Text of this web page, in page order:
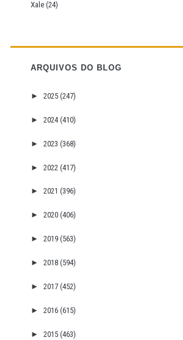
Xale (24)
ARQUIVOS DO BLOG
► 2025 (247)
► 2024 (410)
► 2023 (368)
► 2022 (417)
► 2021 (396)
► 2020 (406)
► 2019 (563)
► 2018 (594)
► 2017 (452)
► 2016 (615)
► 2015 (463)